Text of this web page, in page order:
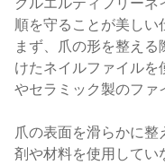
順を守ることが美しい
まず、爪の形を整え
けたネイルファイル
やセラミック製のファ
爪の表面を滑らかに
剤や材料を使用してい